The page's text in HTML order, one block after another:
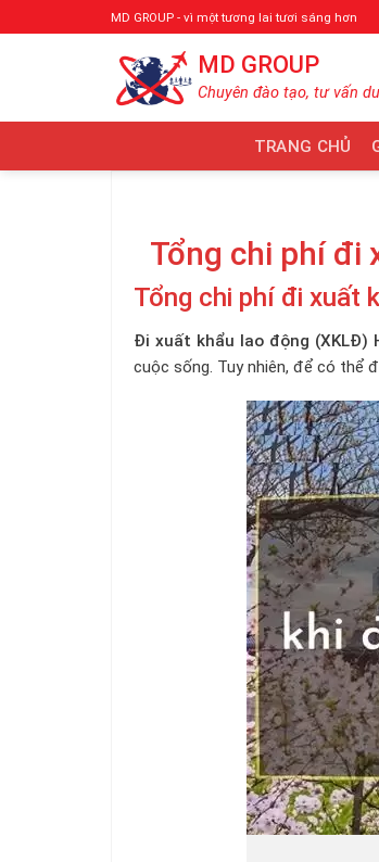
qua
MD GROUP - vì một tương lai tươi sáng hơn
MD GROUP
Chuyên đào tạo, tư vấn
TRANG CHỦ
Tổng chi phí đi
Tổng chi phí đi xuất
Đi xuất khẩu lao động (XKLĐ)
cuộc sống. Tuy nhiên, để có thể